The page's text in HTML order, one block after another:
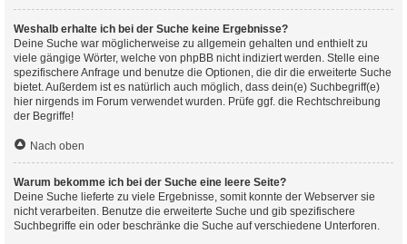
Weshalb erhalte ich bei der Suche keine Ergebnisse?
Deine Suche war möglicherweise zu allgemein gehalten und enthielt zu
viele gängige Wörter, welche von phpBB nicht indiziert werden. Stelle eine
spezifischere Anfrage und benutze die Optionen, die dir die erweiterte Suche
bietet. Außerdem ist es natürlich auch möglich, dass dein(e) Suchbegriff(e)
hier nirgends im Forum verwendet wurden. Prüfe ggf. die Rechtschreibung
der Begriffe!
Nach oben
Warum bekomme ich bei der Suche eine leere Seite?
Deine Suche lieferte zu viele Ergebnisse, somit konnte der Webserver sie
nicht verarbeiten. Benutze die erweiterte Suche und gib spezifischere
Suchbegriffe ein oder beschränke die Suche auf verschiedene Unterforen.